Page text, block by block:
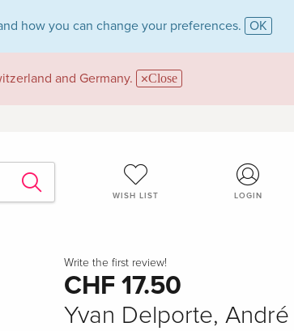
how you can change your preferences. OK
and Germany. Close
WISH LIST LOGIN
Write the first review!
CHF 17.50
Yvan Delporte, André